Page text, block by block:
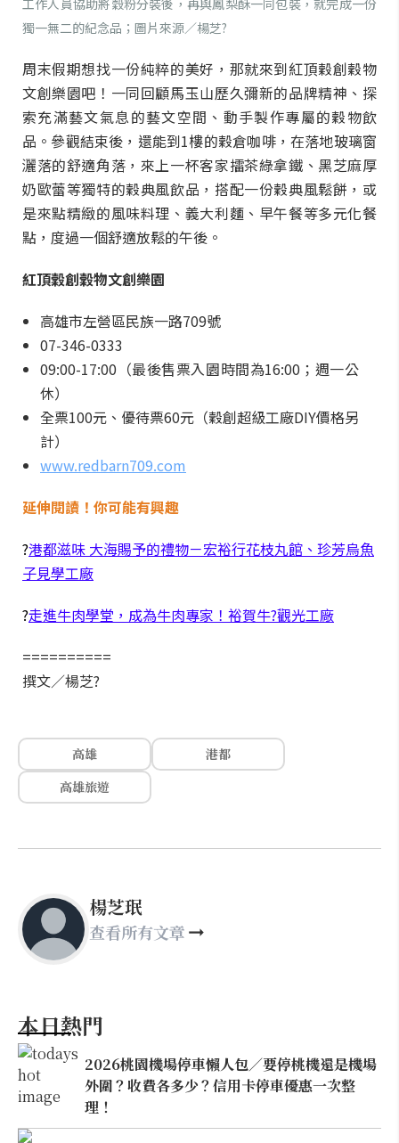
工作人員協助將穀粉分裝後，再與鳳梨酥一同包裝，就完成一份
獨一無二的紀念品；圖片來源／楊芝?
周末假期想找一份純粹的美好，那就來到紅頂穀創穀物
文創樂園吧！一同回顧馬玉山歷久彌新的品牌精神、探
索充滿藝文氣息的藝文空間、動手製作專屬的穀物飲
品。參觀結束後，還能到1樓的穀倉咖啡，在落地玻璃窗
灑落的舒適角落，來上一杯客家擂茶綠拿鐵、黑芝麻厚
奶歐蕾等獨特的穀典風飲品，搭配一份穀典風鬆餅，或
是來點精緻的風味料理、義大利麵、早午餐等多元化餐
點，度過一個舒適放鬆的午後。
紅頂穀創穀物文創樂園
高雄市左營區民族一路709號
07-346-0333
09:00-17:00（最後售票入園時間為16:00；週一公
休）
全票100元、優待票60元（穀創超級工廠DIY價格另
計）
www.redbarn709.com
延伸閱讀！你可能有興趣
?港都滋味 大海賜予的禮物－宏裕行花枝丸館、珍芳烏魚
子見學工廠
?走進牛肉學堂，成為牛肉專家！裕賀牛?觀光工廠
==========
撰文／楊芝?
高雄
港都
高雄旅遊
楊芝珉
查看所有文章
本日熱門
2026桃園機場停車懶人包／要停桃機還是機場
外圍？收費各多少？信用卡停車優惠一次整
理！